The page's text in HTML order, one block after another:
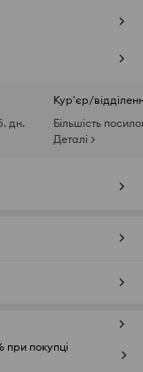
дн.
Кур'єр/
Більшість
Деталі >
покупці